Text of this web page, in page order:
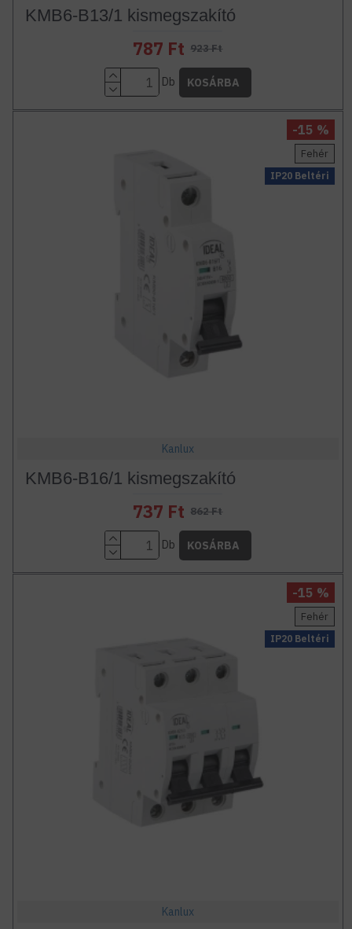
KMB6-B13/1 kismegszakító
787 Ft 923 Ft
Db KOSÁRBA
IP20 Beltéri
Fehér
-15 %
Kanlux
KMB6-B16/1 kismegszakító
737 Ft 862 Ft
Db KOSÁRBA
IP20 Beltéri
Fehér
-15 %
Kanlux